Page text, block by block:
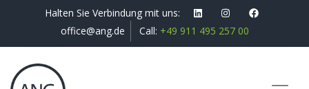
Halten Sie Verbindung mit uns:
office@ang.de
Call: +49 911 495 257 00